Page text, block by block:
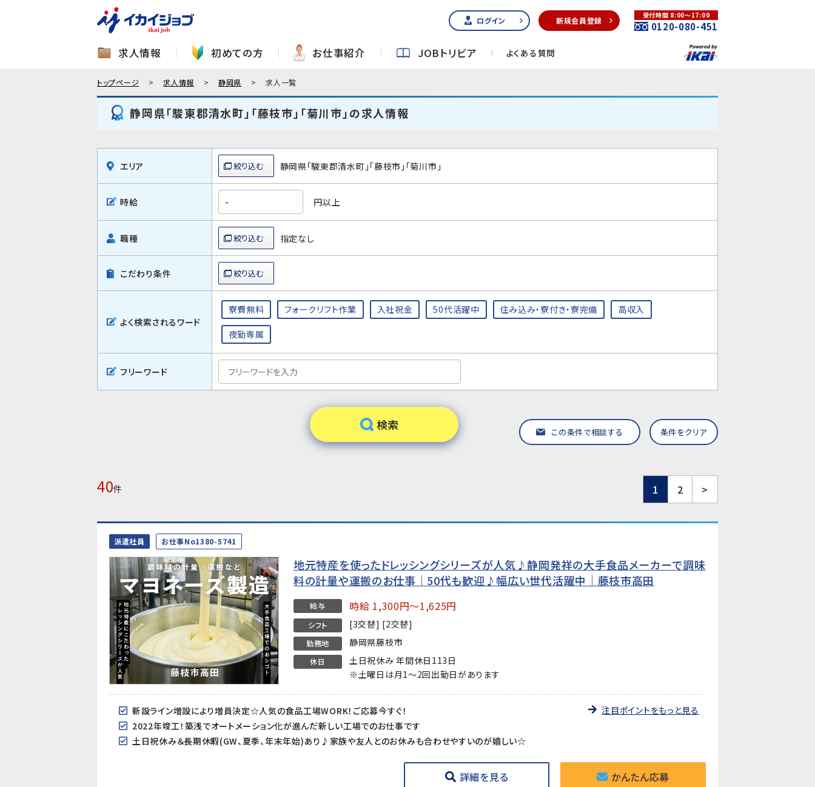
ログイン 新規会員登録
受付時間 8:00～17:00
0120-080-451
求人情報 初めての方 お仕事紹介 JOBトリビア よくある質問
トップページ 求人情報 静岡県 求人一覧
静岡県「駿東郡清水町」「藤枝市」「菊川市」の求人情報
エリア 静岡県「駿東郡清水町」「藤枝市」「菊川市」
時給 円以上
職種 指定なし
こだわり条件
よく検索されるワード
寮費無料 フォークリフト作業 入社祝金 50代活躍中 住み込み・寮付き・寮完備 高収入
夜勤専属
フリーワード
この条件で相談する 条件をクリア
40件 1 2 >
派遣社員 お仕事No1380-5741
地元特産を使ったドレッシングシリーズが人気♪静岡発祥の大手食品メーカーで調味
料の計量や運搬のお仕事｜50代も歓迎♪幅広い世代活躍中｜藤枝市高田
給与 時給 1,300円～1,625円
シフト [3交替] [2交替]
勤務地 静岡県藤枝市
休日
土日祝休み 年間休日113日
※土曜日は月1～2回出勤日があります
新設ライン増設により増員決定☆人気の食品工場WORK！ご応募今すぐ！
2022年竣工！築浅でオートメーション化が進んだ新しい工場でのお仕事です
土日祝休み＆長期休暇(GW、夏季、年末年始)あり♪家族や友人とのお休みも合わせやすいのが嬉しい☆
注目ポイントをもっと見る
詳細を見る かんたん応募